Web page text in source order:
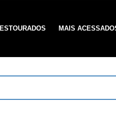
ESTOURADOS MAIS